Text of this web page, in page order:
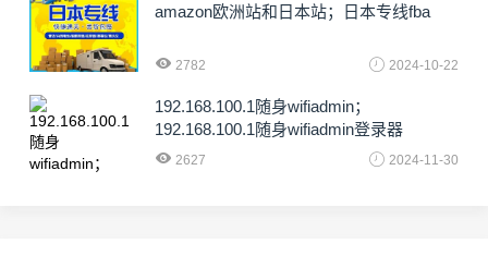
amazon欧洲站和日本站；日本专线fba
2782 2024-10-22
192.168.100.1随身wifiadmin；
192.168.100.1随身wifiadmin登录器
2627 2024-11-30